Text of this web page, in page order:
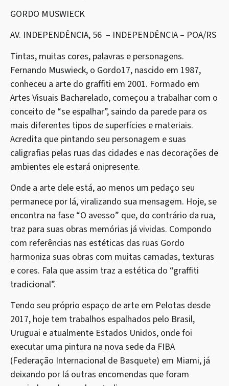
GORDO MUSWIECK
AV. INDEPENDÊNCIA, 56 – INDEPENDÊNCIA – POA/RS
Tintas, muitas cores, palavras e personagens.
Fernando Muswieck, o Gordo17, nascido em 1987,
conheceu a arte do graffiti em 2001. Formado em
Artes Visuais Bacharelado, começou a trabalhar com o
conceito de “se espalhar”, saindo da parede para os
mais diferentes tipos de superfícies e materiais.
Acredita que pintando seu personagem e suas
caligrafias pelas ruas das cidades e nas decorações de
ambientes ele estará onipresente.
Onde a arte dele está, ao menos um pedaço seu
permanece por lá, viralizando sua mensagem. Hoje, se
encontra na fase “O avesso” que, do contrário da rua,
traz para suas obras memórias já vividas. Compondo
com referências nas estéticas das ruas Gordo
harmoniza suas obras com muitas camadas, texturas
e cores. Fala que assim traz a estética do “graffiti
tradicional”.
Tendo seu próprio espaço de arte em Pelotas desde
2017, hoje tem trabalhos espalhados pelo Brasil,
Uruguai e atualmente Estados Unidos, onde foi
executar uma pintura na nova sede da FIBA
(Federação Internacional de Basquete) em Miami, já
deixando por lá outras encomendas que foram